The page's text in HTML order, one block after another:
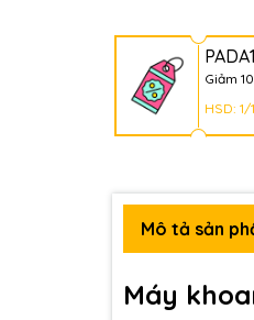
Giảm
HSD:
Mô tả sản
Máy